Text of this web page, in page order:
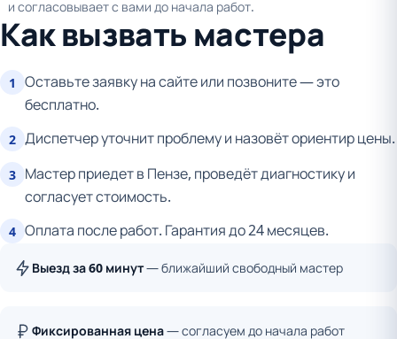
и согласовывает с вами до начала работ.
Как вызвать мастера
1
Оставьте заявку на сайте или позвоните — это
бесплатно.
2 Диспетчер уточнит проблему и назовёт ориентир цены.
3 Мастер приедет в Пензе, проведёт диагностику и
согласует стоимость.
4 Оплата после работ. Гарантия до 24 месяцев.
Выезд за 60 минут— ближайший свободный мастер
Фиксированная цена— согласуем до начала работ